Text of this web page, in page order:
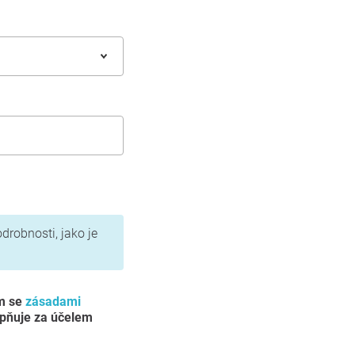
jako je
se zásadami
za účelem